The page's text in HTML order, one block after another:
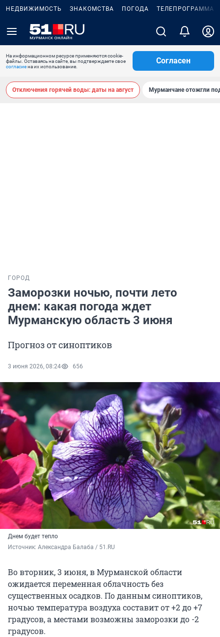
НЕДВИЖИМОСТЬ ЗНАКОМСТВА ПОГОДА ТЕЛЕПРОГРАММА
На информационном ресурсе применяются cookie-
файлы. Оставаясь на сайте, вы подтверждаете свое
согласиена их использование.
Согласен
Отключения горячей воды: даты на август Мурманчане отожгли
ГОРОД
Заморозки ночью, почти лето
днем: какая погода ждет
Мурманскую область 3 июня
Прогноз от синоптиков
3 июня 2026, 08:24 656
Днем будет тепло
Источник: Александра Балаба / 51.RU
Во вторник, 3 июня, в Мурманской области
ожидается переменная облачность без
существенных осадков. По данным синоптиков,
ночью температура воздуха составит от +2 до +7
градусов, а местами возможны заморозки до -2
градусов.